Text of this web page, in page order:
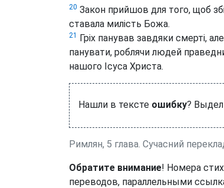
20 Закон прийшов для того, щоб
ставала милість Божа.
21 Гріх панував завдяки смерті,
панувати, роблячи людей
нашого Ісуса Христа.
Нашли в тексте ошибку?
Римлян, 5 глава. Сучасний
Обратите внимание! Номера
переводов, параллельными